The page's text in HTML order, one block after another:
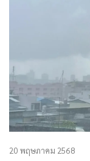
20 พฤษภาคม 2568